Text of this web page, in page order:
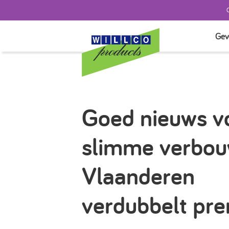
Goed nieuws
slimme
Vlaanderen
verdubbelt